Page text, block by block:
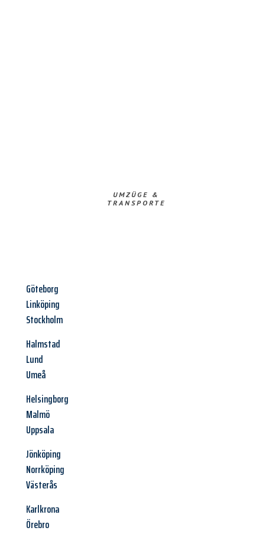
UMZÜGE &
TRANSPORTE
Göteborg
Linköping
Stockholm
Halmstad
Lund
Umeå
Helsingborg
Malmö
Uppsala
Jönköping
Norrköping
Västerås
Karlkrona
Örebro